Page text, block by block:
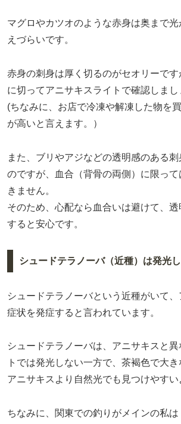
マグロやカツオのような赤身は奥まで
えづらいです。
赤身の刺身は厚く切るのがセオリーで
に切ってアニサキスライトで確認しまし
(ちなみに、お店で冷凍や解凍した物を
が高いと言えます。）
また、ブリやアジなどの透明感のある
のですが、血合（背骨の両側）に限っ
きません。
そのため、心配なら血合いは避けて、
すると安心です。
シュードテラノーバ（近種）は発光
シュードテラノーバという近種がいて
症状を発症すると言われています。
シュードテラノーバは、アニサキスと
トでは発光しない一方で、茶褐色で大
アニサキスより自然光でも見つけやすい
ちなみに、関東での釣りがメインの私